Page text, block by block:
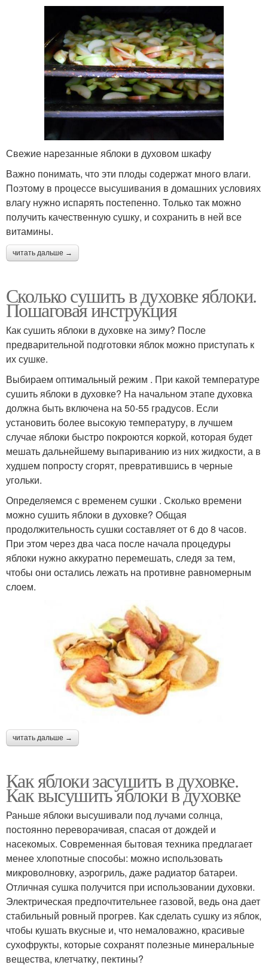
Свежие нарезанные яблоки в духовом шкафу
Важно понимать, что эти плоды содержат много влаги.
Поэтому в процессе высушивания в домашних условиях
влагу нужно испарять постепенно. Только так можно
получить качественную сушку, и сохранить в ней все
витамины.
читать дальше →
Сколько сушить в духовке яблоки.
Пошаговая инструкция
Как сушить яблоки в духовке на зиму? После
предварительной подготовки яблок можно приступать к
их сушке.
Выбираем оптимальный режим . При какой температуре
сушить яблоки в духовке? На начальном этапе духовка
должна быть включена на 50-55 градусов. Если
установить более высокую температуру, в лучшем
случае яблоки быстро покроются коркой, которая будет
мешать дальнейшему выпариванию из них жидкости, а в
худшем попросту сгорят, превратившись в черные
угольки.
Определяемся с временем сушки . Сколько времени
можно сушить яблоки в духовке? Общая
продолжительность сушки составляет от 6 до 8 часов.
При этом через два часа после начала процедуры
яблоки нужно аккуратно перемешать, следя за тем,
чтобы они остались лежать на противне равномерным
слоем.
читать дальше →
Как яблоки засушить в духовке.
Как высушить яблоки в духовке
Раньше яблоки высушивали под лучами солнца,
постоянно переворачивая, спасая от дождей и
насекомых. Современная бытовая техника предлагает
менее хлопотные способы: можно использовать
микроволновку, аэрогриль, даже радиатор батареи.
Отличная сушка получится при использовании духовки.
Электрическая предпочтительнее газовой, ведь она дает
стабильный ровный прогрев. Как сделать сушку из яблок,
чтобы кушать вкусные и, что немаловажно, красивые
сухофрукты, которые сохранят полезные минеральные
вещества, клетчатку, пектины?